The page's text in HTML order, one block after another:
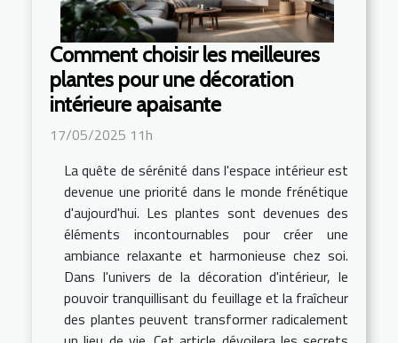
Comment choisir les meilleures
plantes pour une décoration
intérieure apaisante
17/05/2025 11h
La quête de sérénité dans l'espace intérieur est
devenue une priorité dans le monde frénétique
d'aujourd'hui. Les plantes sont devenues des
éléments incontournables pour créer une
ambiance relaxante et harmonieuse chez soi.
Dans l'univers de la décoration d'intérieur, le
pouvoir tranquillisant du feuillage et la fraîcheur
des plantes peuvent transformer radicalement